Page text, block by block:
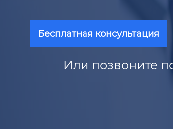
Бесплатная консультация
Или позвоните